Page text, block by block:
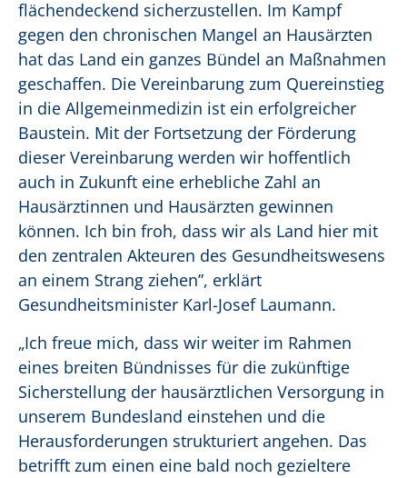
flächendeckend sicherzustellen. Im Kampf
gegen den chronischen Mangel an Hausärzten
hat das Land ein ganzes Bündel an Maßnahmen
geschaffen. Die Vereinbarung zum Quereinstieg
in die Allgemeinmedizin ist ein erfolgreicher
Baustein. Mit der Fortsetzung der Förderung
dieser Vereinbarung werden wir hoffentlich
auch in Zukunft eine erhebliche Zahl an
Hausärztinnen und Hausärzten gewinnen
können. Ich bin froh, dass wir als Land hier mit
den zentralen Akteuren des Gesundheitswesens
an einem Strang ziehen”, erklärt
Gesundheitsminister Karl-Josef Laumann.
„Ich freue mich, dass wir weiter im Rahmen
eines breiten Bündnisses für die zukünftige
Sicherstellung der hausärztlichen Versorgung in
unserem Bundesland einstehen und die
Herausforderungen strukturiert angehen. Das
betrifft zum einen eine bald noch gezieltere